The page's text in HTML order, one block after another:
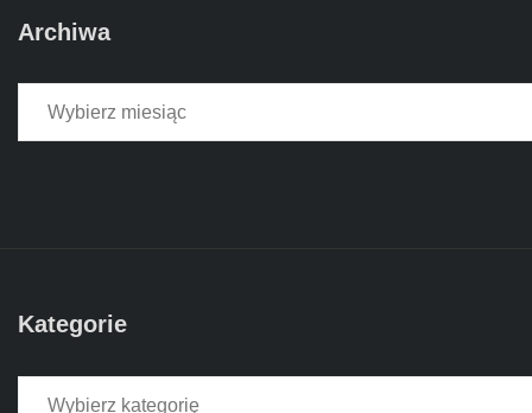
Archiwa
Kategorie
Kategorie